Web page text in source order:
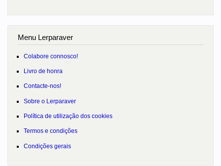
Menu Lerparaver
Colabore connosco!
Livro de honra
Contacte-nos!
Sobre o Lerparaver
Política de utilização dos cookies
Termos e condições
Condições gerais